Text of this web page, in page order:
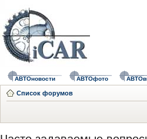
АВТОновости АВТОфото
Список форумов